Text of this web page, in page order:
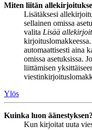
Miten liitän
Lisätäksesi
sellainen omissa
valita Lisää
automaattisesti aina
omissa asetuksissa.
liittämisen
Ylös
Kuinka luon äänestyksen?
Kun kirjoitat uuta